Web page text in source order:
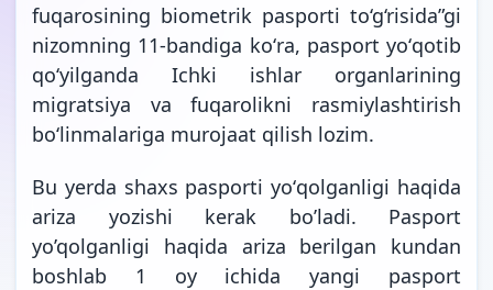
fuqarosining biometrik pasporti to‘g‘risida”gi
nizomning 11-bandiga koʻra, pasport yoʻqotib
qoʻyilganda Ichki ishlar organlarining
migratsiya va fuqarolikni rasmiylashtirish
bo‘linmalariga murojaat qilish lozim.
Bu yerda shaxs pasporti yoʻqolganligi haqida
ariza yozishi kerak bo’ladi. Pasport
yo’qolganligi haqida ariza berilgan kundan
boshlab 1 oy ichida yangi pasport